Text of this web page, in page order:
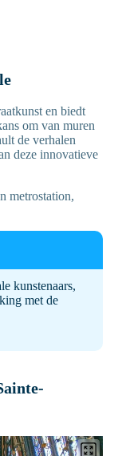
en biedt
om van muren
de verhalen
deze innovatieve
metrostation,
kunstenaars,
met de